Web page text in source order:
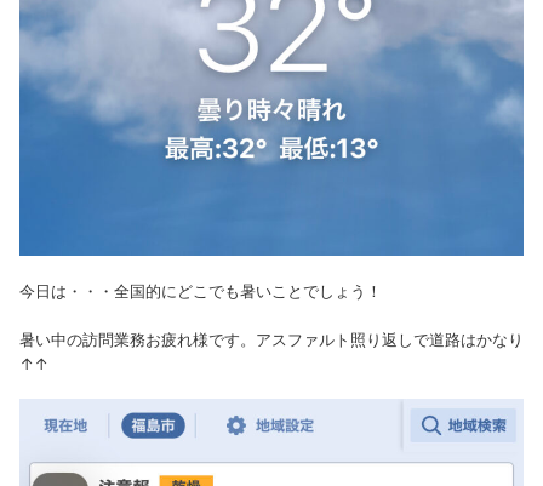
今日は・・・全国的にどこでも暑いことでしょう！
暑い中の訪問業務お疲れ様です。アスファルト照り返しで道路はかなり
↑↑